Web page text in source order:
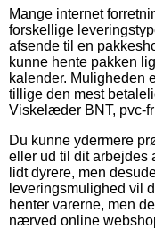
Mange internet
forskellige
afsende til en
kunne hente pakken
kalender. Muligheden
tillige den mest
Viskelæder BNT, pvc-
Du kunne ydermere
eller ud til dit arbejdes
lidt dyrere, men
leveringsmulighed vil
henter varerne, men
nærved online